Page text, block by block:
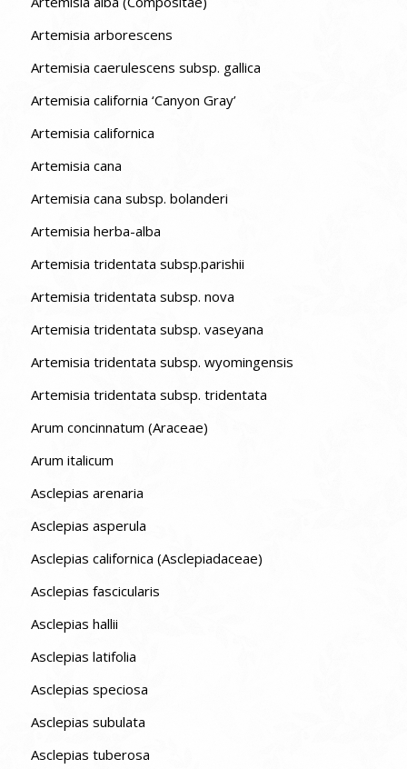
Artemisia arborescens
Artemisia caerulescens subsp. gallica
Artemisia california ‘Canyon Gray’
Artemisia californica
Artemisia cana
Artemisia cana subsp. bolanderi
Artemisia herba-alba
Artemisia tridentata subsp.parishii
Artemisia tridentata subsp. nova
Artemisia tridentata subsp. vaseyana
Artemisia tridentata subsp. wyomingensis
Artemisia tridentata subsp. tridentata
Arum concinnatum (Araceae)
Arum italicum
Asclepias arenaria
Asclepias asperula
Asclepias californica (Asclepiadaceae)
Asclepias fascicularis
Asclepias hallii
Asclepias latifolia
Asclepias speciosa
Asclepias subulata
Asclepias tuberosa